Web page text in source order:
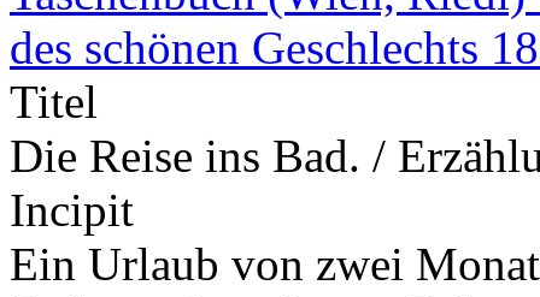
des schönen Geschlechts
Titel
Die Reise ins Bad. /
Incipit
Ein Urlaub von zwei